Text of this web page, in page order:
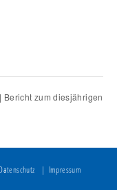
Bericht zum diesjährigen
Datenschutz Impressum